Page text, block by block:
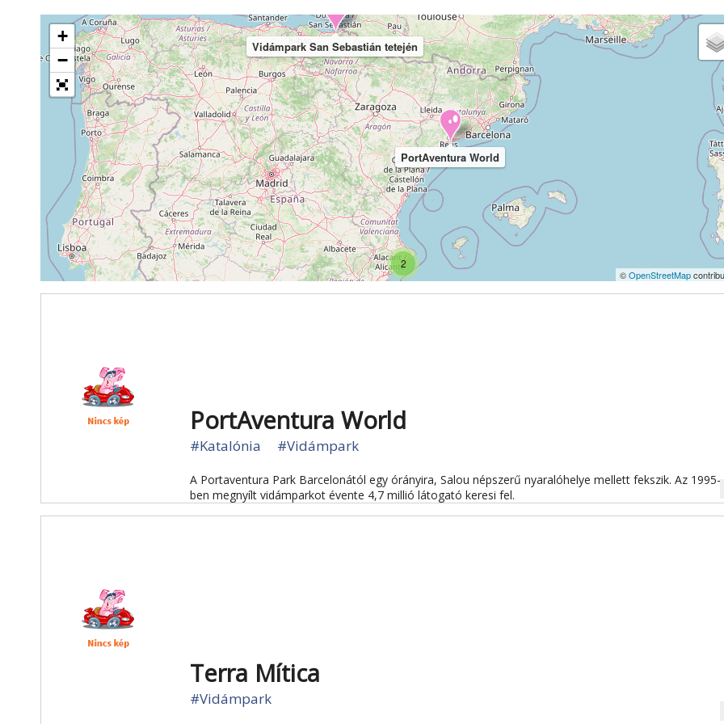
2
Vidámpark San Sebastián tetején
PortAventura World
+
−
©OpenStreetMap
PortAventura World
#Katalónia #Vidámpark
A Portaventura Park Barcelonától egy órányira, Salou népszerű nyaralóhelye mellett fekszik. Az 1995-
ben megnyílt vidámparkot évente 4,7 millió látogató keresi fel.
Terra Mítica
#Vidámpark